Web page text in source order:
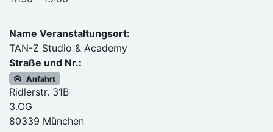
Name Veranstaltungsort:
TAN-Z Studio & Academy
Straße und Nr.:
Anfahrt
Ridlerstr. 31B
3.OG
80339 München